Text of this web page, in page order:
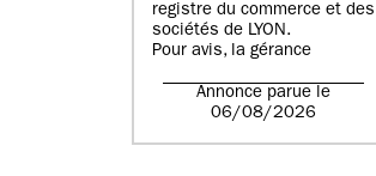
registre du commerce et des
sociétés de LYON.
Pour avis, la gérance
Annonce parue le
06/08/2026